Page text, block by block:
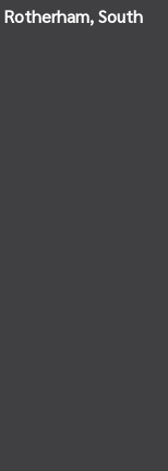
Rotherham, South